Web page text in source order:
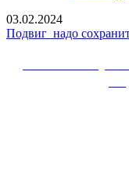
03.02.2024
Подвиг надо